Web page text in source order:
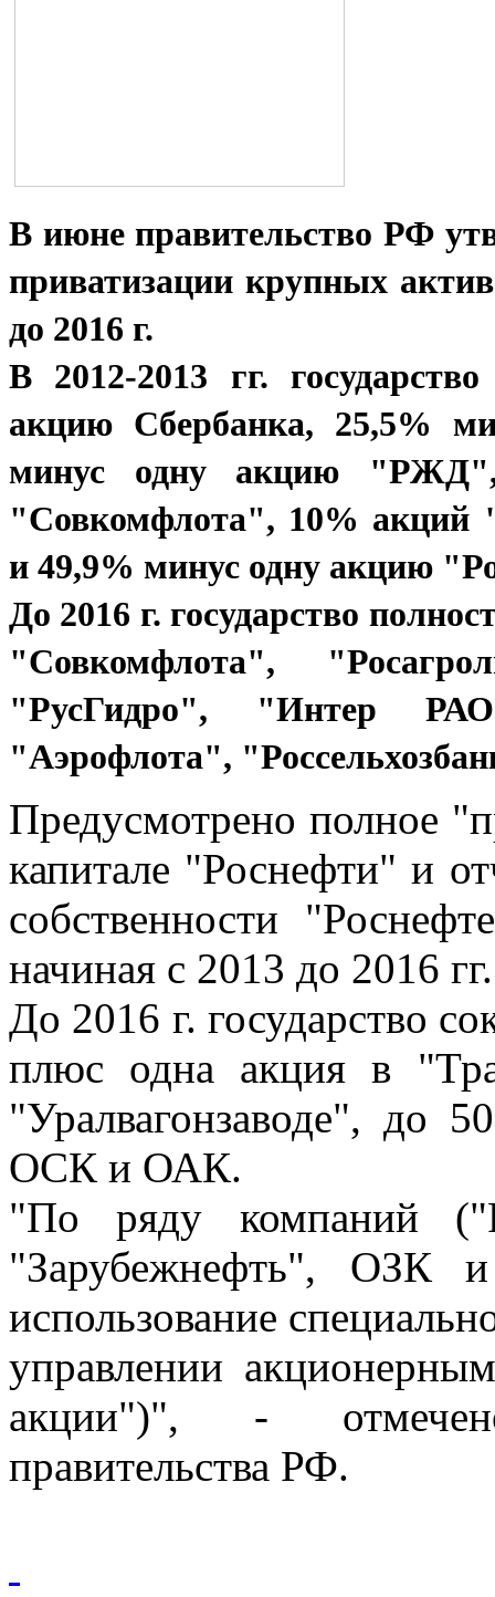
В июне правительство РФ
приватизации крупных
до 2016 г.
В 2012-2013 гг.
акцию Сбербанка, 25,5%
минус одну акцию
"Совкомфлота", 10% акций
и 49,9% минус одну акцию
До 2016 г. государство
"Совкомфлота",
"РусГидро", "Интер
"Аэрофлота",
Предусмотрено полное
капитале "Роснефти" и
собственности
начиная с 2013 до 2016 гг.
До 2016 г. государство
плюс одна акция в
"Уралвагонзаводе", до
ОСК и ОАК.
"По ряду компаний
"Зарубежнефть", ОЗК
использование
управлении
акции")", -
правительства РФ.